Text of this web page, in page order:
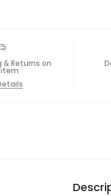
& Returns on